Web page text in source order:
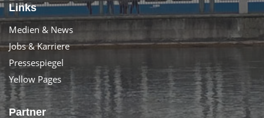
Links
Medien & News
Jobs & Karriere
Pressespiegel
Yellow Pages
Partner